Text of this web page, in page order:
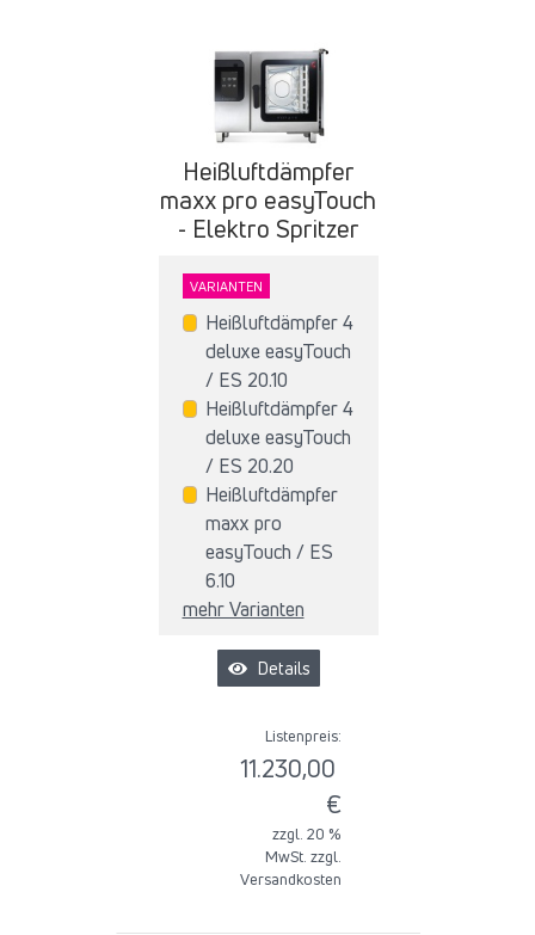
Heißluftdämpfer
maxx pro easyTouch
- Elektro Spritzer
VARIANTEN
Heißluftdämpfer 4
deluxe easyTouch
/ ES 20.10
Heißluftdämpfer 4
deluxe easyTouch
/ ES 20.20
Heißluftdämpfer
maxx pro
easyTouch / ES
6.10
mehr Varianten
Details
Listenpreis:
11.230,00
€
zzgl. 20 %
MwSt. zzgl.
Versandkosten